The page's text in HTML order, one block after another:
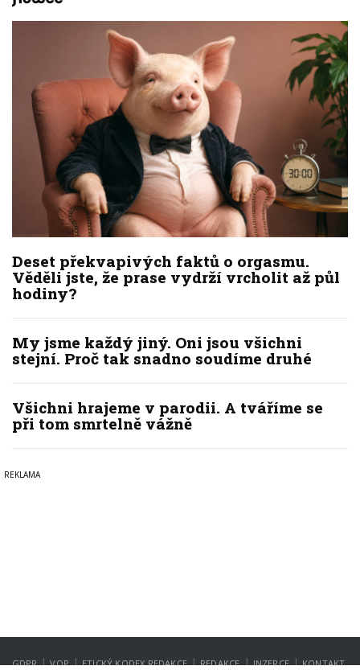
Deset překvapivých faktů o orgasmu.
Věděli jste, že prase vydrží vrcholit až půl
hodiny?
My jsme každý jiný. Oni jsou všichni
stejní. Proč tak snadno soudíme druhé
Všichni hrajeme v parodii. A tváříme se
při tom smrtelně vážně
GDPR | VOP | ETICKÝ KODEX REDAKCE | REDAKCE | INZERCE | KONTAKT